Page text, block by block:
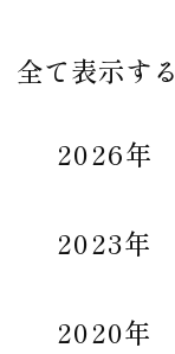
全て表示する
2026年
2023年
2020年